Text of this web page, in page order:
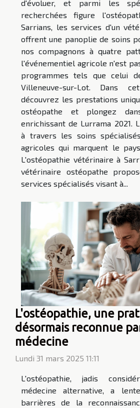
d'évoluer, et parmi les
recherchées figure
Sarrians, les services d'un
offrent une panoplie de soins
nos compagnons à quatre
l'événementiel agricole n'est
programmes tels que celui
Villeneuve-sur-Lot. Dans
découvrez les prestations
ostéopathe et plongez
enrichissant de Lurrama 2021.
à travers les soins
agricoles qui marquent le
L'ostéopathie vétérinaire à
vétérinaire ostéopathe
services spécialisés visant à...
L'ostéopathie, une
désormais reconnue
médecine
Lundi 31 mars 2025 11:11
L'ostéopathie, jadis
médecine alternative, a
barrières de la